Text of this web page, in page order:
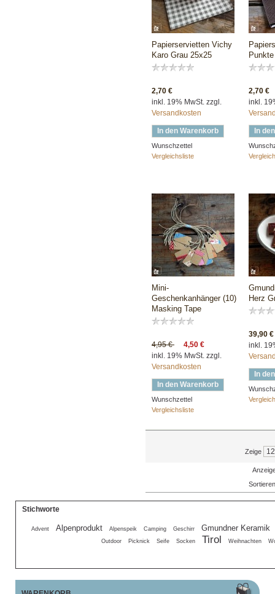
Papierservietten Vichy
Karo Grau 25x25
2,70 €
inkl. 19% MwSt. zzgl.
Versandkosten
In den Warenkorb
Wunschzettel
Vergleichsliste
2,70 €
inkl.
In
Mini-
Geschenkanhänger (10)
Masking Tape
4,95 €
4,50 €
inkl. 19% MwSt. zzgl.
Versandkosten
In den Warenkorb
Wunschzettel
Vergleichsliste
Herz
39,90 €
inkl.
In
Zeige
Stichworte
Advent Alpenprodukt Alpenspeik Camping Geschirr Gmundner Keramik
Outdoor Picknick Seife Socken Tirol Weihnachten